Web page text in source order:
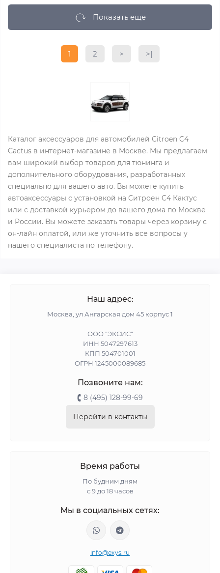
Показать еще
1 2 > >|
Каталог аксессуаров для автомобилей Citroen C4
Cactus в интернет-магазине в Москве. Мы предлагаем
вам широкий выбор товаров для тюнинга и
дополнительного оборудования, разработанных
специально для вашего авто. Вы можете купить
автоаксессуары с установкой на Ситроен C4 Кактус
или с доставкой курьером до вашего дома по Москве
и России. Вы можете заказать товары через корзину с
он-лайн оплатой, или же уточнить все вопросы у
нашего специалиста по телефону.
Наш адрес:
Москва, ул Ангарская дом 45 корпус 1
ООО "ЭКСИС"
ИНН 5047297613
КПП 504701001
ОГРН 1245000089685
Позвоните нам:
8 (495) 128-99-69
Перейти в контакты
Время работы
По будним дням
с 9 до 18 часов
Мы в социальных сетях:
info@exys.ru